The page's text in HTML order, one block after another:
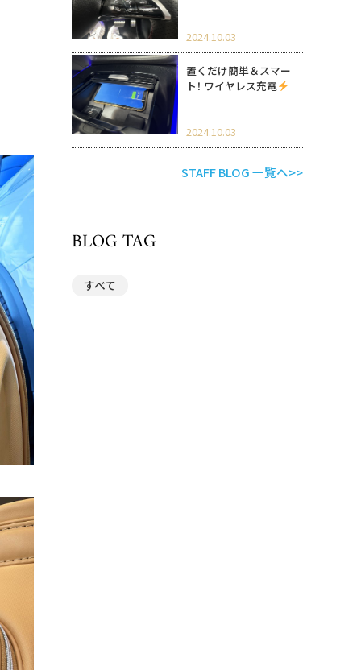
2024.10.03
置くだけ簡単＆スマー
ト！ ワイヤレス充電
2024.10.03
STAFF BLOG 一覧へ>>
BLOG TAG
すべて